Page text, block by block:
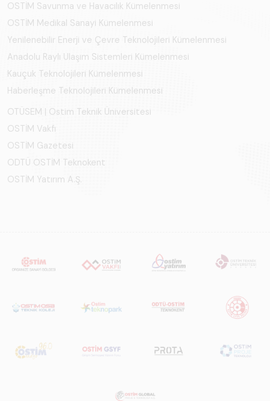
OSTİM Savunma ve Havacılık Kümelenmesi
OSTİM Medikal Sanayi Kümelenmesi
Yenilenebilir Enerji ve Çevre Teknolojileri Kümelenmesi
Anadolu Raylı Ulaşım Sistemleri Kümelenmesi
Kauçuk Teknolojileri Kümelenmesi
Haberleşme Teknolojileri Kümelenmesi
OTÜSEM | Ostim Teknik Üniversitesi
OSTİM Vakfı
OSTİM Gazetesi
ODTÜ OSTİM Teknokent
OSTİM Yatırım A.Ş.